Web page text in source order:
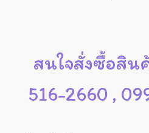
สนใจสั่งซื้อสิน
516-2660 ,